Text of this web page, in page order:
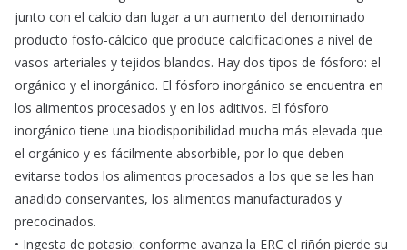
junto con el calcio dan lugar a un aumento del denominado
producto fosfo-cálcico que produce calcificaciones a nivel de
vasos arteriales y tejidos blandos. Hay dos tipos de fósforo: el
orgánico y el inorgánico. El fósforo inorgánico se encuentra en
los alimentos procesados y en los aditivos. El fósforo
inorgánico tiene una biodisponibilidad mucha más elevada que
el orgánico y es fácilmente absorbible, por lo que deben
evitarse todos los alimentos procesados a los que se les han
añadido conservantes, los alimentos manufacturados y
precocinados.
• Ingesta de potasio: conforme avanza la ERC el riñón pierde su